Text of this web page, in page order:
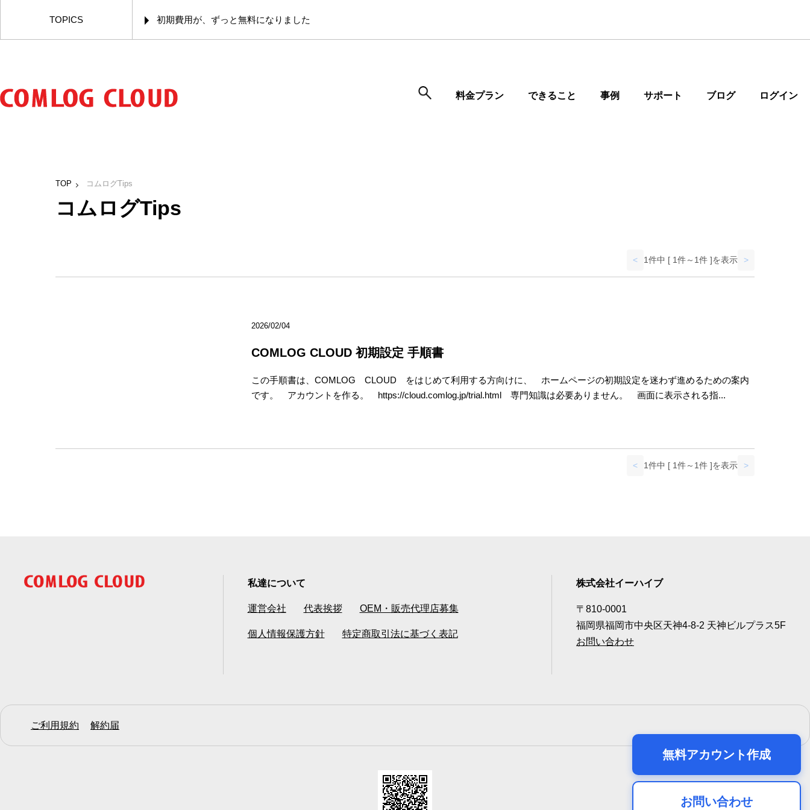
TOPICS 初期費用が、ずっと無料になりました
料金プラン できること 事例 サポート ブログ ログイン
TOP コムログTips
コムログTips
< 1件中 [ 1件～1件 ]を表示 >
2026/02/04
COMLOG CLOUD 初期設定 手順書
この手順書は、COMLOG CLOUD をはじめて利用する方向けに、 ホームページの初期設定を迷わず進めるための案内
です。 アカウントを作る。 https://cloud.comlog.jp/trial.html 専門知識は必要ありません。 画面に表示される指...
< 1件中 [ 1件～1件 ]を表示 >
無料アカウント作成
お問い合わせ
私達について
運営会社 代表挨拶 OEM・販売代理店募集
個人情報保護方針 特定商取引法に基づく表記
株式会社イーハイブ
〒810-0001
福岡県福岡市中央区天神4-8-2 天神ビルプラス5F
お問い合わせ
ご利用規約 解約届